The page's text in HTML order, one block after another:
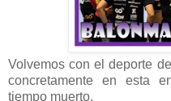
Volvemos con el deporte
concretamente en esta
tiempo muerto.